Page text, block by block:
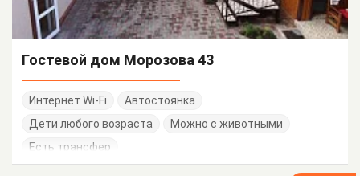
Гостевой дом Морозова 43
Интернет Wi-Fi
Автостоянка
Дети любого возраста
Можно с животными
Есть трансфер